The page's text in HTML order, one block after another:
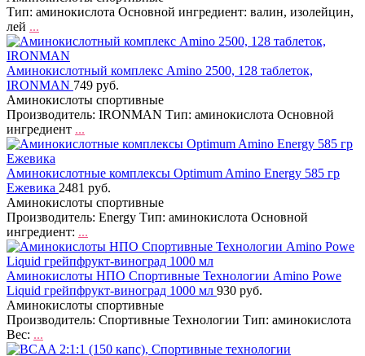
Тип: аминокислота Основной ингредиент: валин, изолейцин,
лей ...
Аминокислотный комплекс Amino 2500, 128 таблеток,
IRONMAN 749 руб.
Аминокислоты спортивные
Производитель: IRONMAN Тип: аминокислота Основной
ингредиент ...
Аминокислотные комплексы Optimum Amino Energy 585 гр
Ежевика 2481 руб.
Аминокислоты спортивные
Производитель: Energy Тип: аминокислота Основной
ингредиент: ...
Аминокислоты НПО Спортивные Технологии Amino Powe
Liquid грейпфрукт-виноград 1000 мл 930 руб.
Аминокислоты спортивные
Производитель: Спортивные Технологии Тип: аминокислота
Вес: ...